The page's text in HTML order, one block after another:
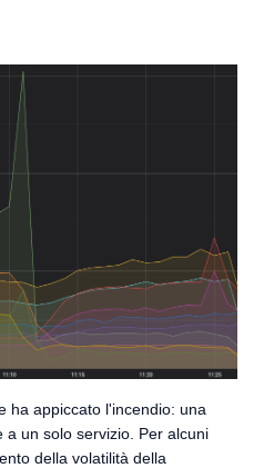
ha appiccato l'incendio: una
a un solo servizio. Per alcuni
della volatilità della